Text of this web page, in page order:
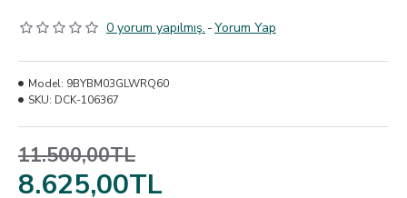
0 yorum yapılmış. -Yorum Yap
8.625,00TL
11.500,00TL
Model: 9BYBM03GLWRQ60
SKU: DCK-106367